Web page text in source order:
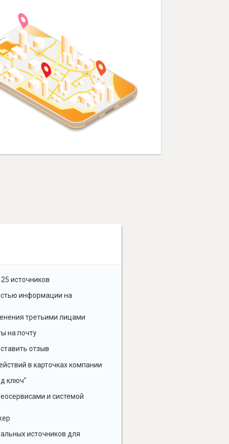
источников
информации на
третьими лицами
на почту
отзыв
в карточках компании
ключ"
и системой
источников для